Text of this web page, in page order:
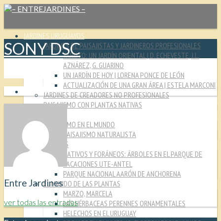
JARDINES URUGUAYOS
JARDINES DE PAISAJISTAS Y JARDINEROS PROFESIONALES
YARUTO: UN JARDÍN ORIENTAL | D. ECHEVESTE, J.L.
AZNÁREZ, G. GUARINO
UN JARDÍN DE HOY | LORENA PONCE DE LEÓN
ACTUALIZACIÓN DE UNA GRAN ÁREA | ESTELA MARCONI
JARDINES DE CREADORES NO PROFESIONALES
PAISAJISMO CON PLANTAS NATIVAS
PAISAJISMO EN EL MUNDO
PAISAJISMO NATURALISTA
MIRADAS
NATIVOS Y FORÁNEOS: ÁRBOLES EN EL PARQUE DE
VACACIONES UTE-ANTEL
PARQUE NACIONAL AARÓN DE ANCHORENA
EL MUNDO DE LAS PLANTAS
MARZO, MARCELA
LAS HÉRBACEAS PERENNES ORNAMENTALES
HELECHOS EN EL URUGUAY
SONY DSC
Entre Jardines
ver todas las entradas